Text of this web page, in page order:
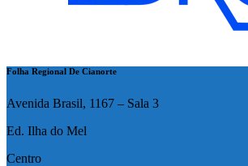
Folha Regional De Cianorte
Avenida Brasil, 1167 – Sala 3
Ed. Ilha do Mel
Centro